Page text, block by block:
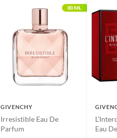
GIVENCHY
Irresistible Eau De
Parfum
Eau